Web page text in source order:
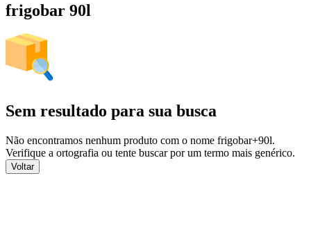
frigobar 90l
Sem resultado para sua busca
Não encontramos nenhum produto com o nome frigobar+90l.
Verifique a ortografia ou tente buscar por um termo mais genérico.
Voltar